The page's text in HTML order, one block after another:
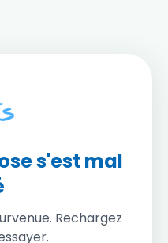
s'est mal
Rechargez